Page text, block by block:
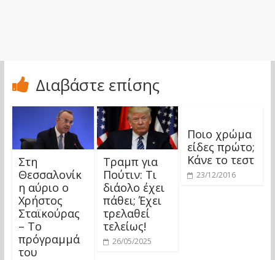
Διαβάστε επίσης
Στη
Θεσσαλονίκ
η αύριο ο
Χρήστος
Σταϊκούρας
– Το
πρόγραμμά
του
Τραμπ για
Πούτιν: Τι
διάολο έχει
πάθει; Έχει
τρελαθεί
τελείως!
26/05/2025
Ποιο χρώμα
είδες πρώτο;
Κάνε το τεστ
23/12/2016